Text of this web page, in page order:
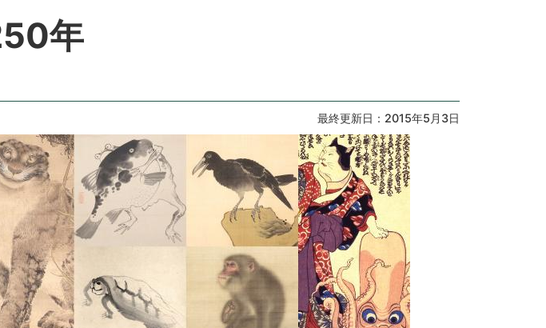
年
最終更新日：2015年5月3日